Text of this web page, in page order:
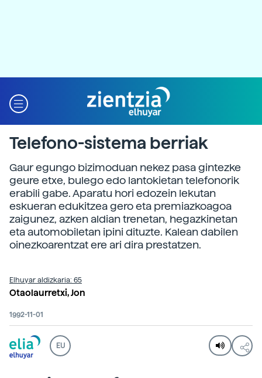
Telefono-sistema berriak
Gaur egungo bizimoduan nekez pasa gintezke
geure etxe, bulego edo lantokietan telefonorik
erabili gabe. Aparatu hori edozein lekutan
eskueran edukitzea gero eta premiazkoagoa
zaigunez, azken aldian trenetan, hegazkinetan
eta automobiletan ipini dituzte. Kalean dabilen
oinezkoarentzat ere ari dira prestatzen.
Elhuyar aldizkaria: 65
Otaolaurretxi, Jon
1992-11-01
EU